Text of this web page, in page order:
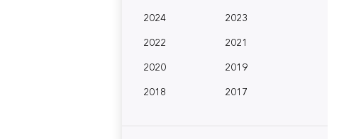
2024
2023
2022
2021
2020
2019
2018
2017